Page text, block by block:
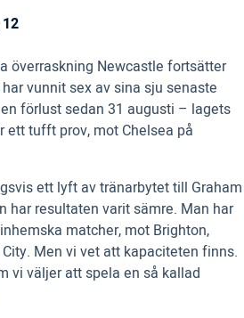
överraskning Newcastle fortsätter
vunnit sex av sina sju senaste
förlust sedan 31 augusti – lagets
ett tufft prov, mot Chelsea på
ett lyft av tränarbytet till Graham
har resultaten varit sämre. Man har
matcher, mot Brighton,
Men vi vet att kapaciteten finns.
vi väljer att spela en så kallad